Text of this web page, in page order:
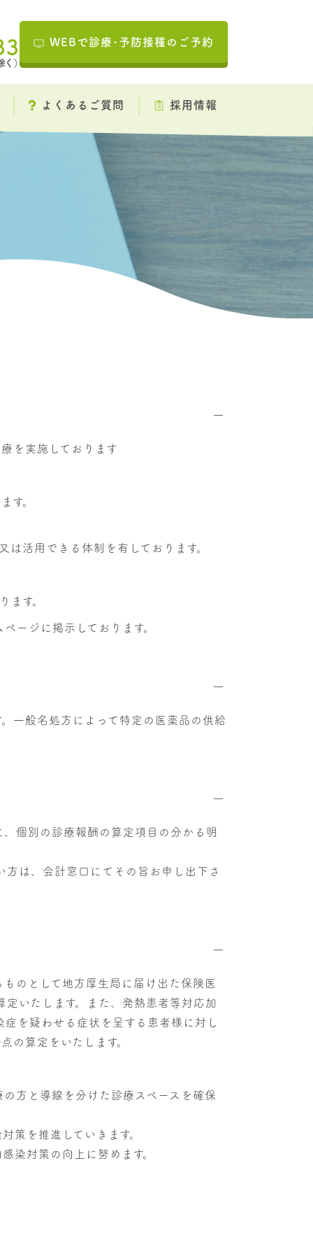
）
WEBで診療･予防接種の ご予約
よくあるご質問 採用情報
を実施しております
す。
活用できる体制を有しております。
ます。
ージに掲示しております。
一般名処方によって特定の医薬品の供給
個別の診療報酬の算定項目の分かる明
は、会計窓口にてその旨お申し出下さ
のとして地方厚生局に届け出た保険医
いたします。また、発熱患者等対応加
を疑わせる症状を呈する患者様に対し
の算定をいたします。
方と導線を分けた診療スペースを確保
策を推進していきます。
染対策の向上に努めます。